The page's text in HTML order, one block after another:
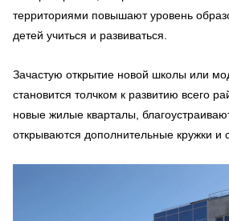
территориями повышают уровень
детей учиться и развиваться.
Зачастую открытие новой школы или
становится толчком к развитию всего
новые жилые кварталы,
открываются дополнительные кружки и